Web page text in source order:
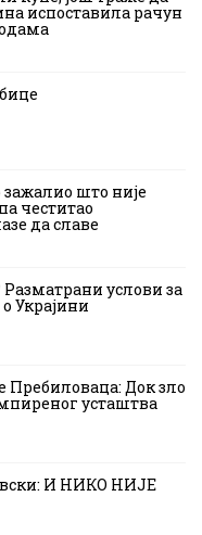
испоставила рачун
што није
честитао
да славе
Разматрани услови за
Украјини
Пребиловаца: Док зло
усташтва
И НИКО НИЈЕ